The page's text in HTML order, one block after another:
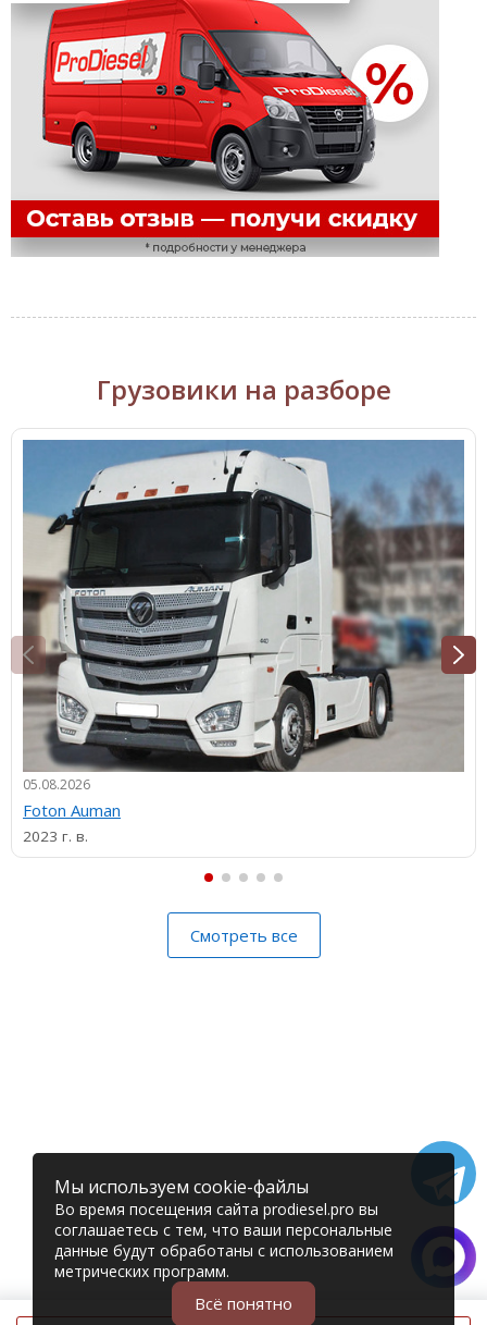
Грузовики на разборе
05.08.2026
Foton Auman
2023 г. в.
Смотреть все
Мы используем cookie-файлы
Во время посещения сайта prodiesel.pro вы
соглашаетесь с тем, что ваши персональные
данные будут обработаны с использованием
метрических программ.
Всё понятно